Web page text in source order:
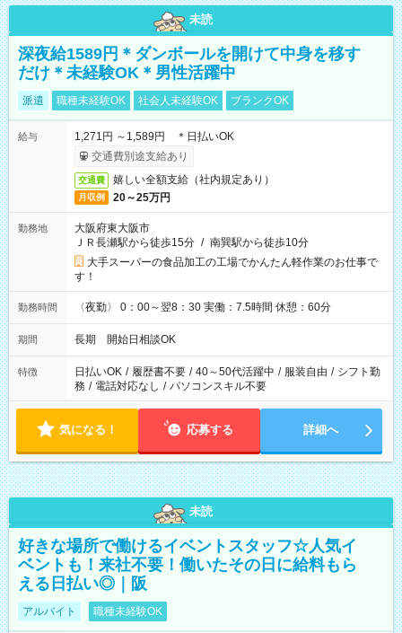
未読
深夜給1589円＊ダンボールを開けて中身を移す
だけ＊未経験OK＊男性活躍中
派遣 職種未経験OK 社会人未経験OK ブランクOK
給与
1,271円 ～1,589円 ＊日払いOK
交通費別途支給あり
交通費 嬉しい全額支給（社内規定あり）
月収例 20～25万円
勤務地
大阪府東大阪市
ＪＲ長瀬駅から徒歩15分 / 南巽駅から徒歩10分
大手スーパーの食品加工の工場でかんたん軽作業のお仕事で
す！
勤務時間 〈夜勤〉 0：00～翌8：30 実働：7.5時間 休憩：60分
期間 長期 開始日相談OK
特徴 日払いOK / 履歴書不要 / 40～50代活躍中 / 服装自由 / シフト勤
務 / 電話対応なし / パソコンスキル不要
気になる！ 応募する 詳細へ
未読
好きな場所で働けるイベントスタッフ☆人気イ
ベントも！来社不要！働いたその日に給料もら
える日払い◎｜阪
アルバイト 職種未経験OK